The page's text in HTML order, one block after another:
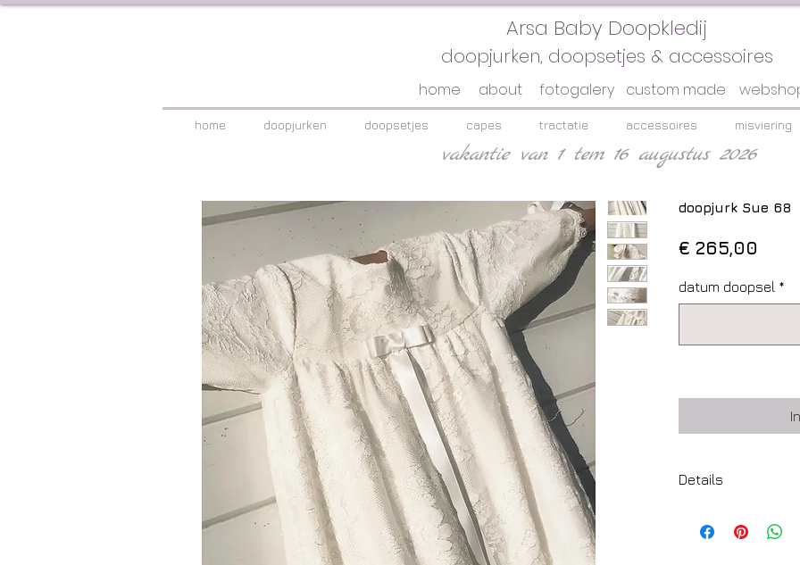
Arsa Baby Doopkledij
doopjurken, doopsetjes & accessoires
home about fotogalery custom made
home doopjurken doopsetjes capes tractatie accessoires misviering
vakantie van 1 tem 16 augustus 2026
doopjurk Sue 68
€ 265,00
datum doopsel *
Details
kleur: creamy